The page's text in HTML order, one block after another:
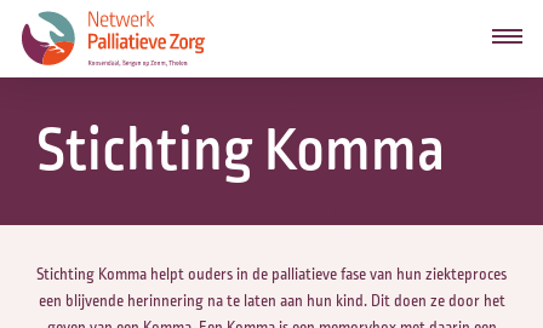
Stichting Komma
Stichting Komma helpt ouders in de palliatieve fase van hun ziekteproces
een blijvende herinnering na te laten aan hun kind. Dit doen ze door het